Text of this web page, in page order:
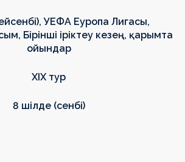
УЕФА Еуропа Лигасы,
Бірінші іріктеу кезең, қарымта
ойындар
ХIХ тур
8 шілде (сенбі)